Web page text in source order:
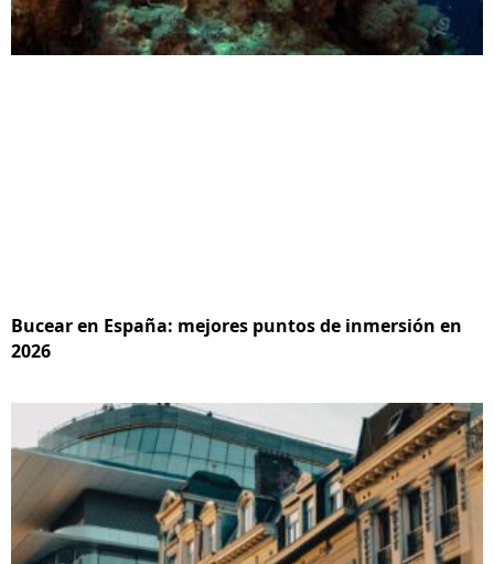
Bucear en España: mejores puntos de inmersión en
2026